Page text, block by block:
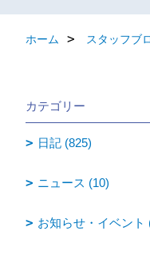
ホーム スタッフブ
カテゴリー
日記 (825)
ニュース (10)
お知らせ・イベント